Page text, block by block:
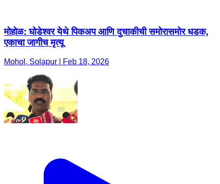
मोहोळ: घोडेश्वर येथे पिकअप आणि दुचाकीची समोरासमोर धडक,
एकाचा जागीच मृत्यू
Mohol, Solapur | Feb 18, 2026